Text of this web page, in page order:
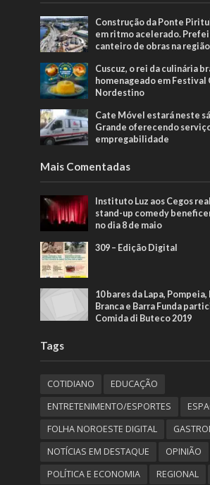
Construção da Ponte
em ritmo acelerado.
canteiro de obras na região
Cuscuz, o rei da culinária
homenageado em
Nordestino
Cate Móvel estará neste
Grande oferecendo
empregabilidade
Mais Comentadas
Instituto Luz aos Cegos
stand-up comedy
no dia 8 de maio
309 – Edição Digital
10 bares da Lapa,
Branca e Barra Funda
Comida di Buteco 2019
Tags
COTIDIANO
EDUCAÇÃO
ENTRETENIMENTO/ESPORTES
FOLHA NOROESTE DIGITAL
NOTÍCIAS EM DESTAQUE
OPINIÃO
POLÍTICA E ECONOMIA
REGIONAL